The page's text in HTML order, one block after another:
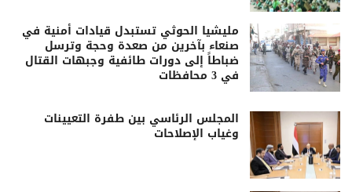
مليشيا الحوثي تستبدل قيادات أمنية في
صنعاء بآخرين من صعدة وحجة وترسل
ضباطاً إلى دورات طائفية وجبهات القتال
في 3 محافظات
المجلس الرئاسي بين طفرة التعيينات
وغياب الإصلاحات